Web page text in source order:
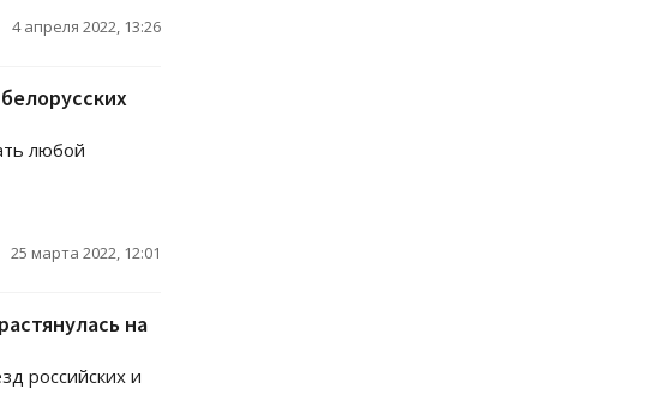
4 апреля 2022, 13:26
любой
25 марта 2022, 12:01
на
российских и